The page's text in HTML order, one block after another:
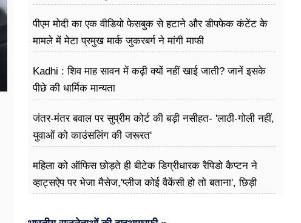
पीएम मोदी का एक वीडियो फेसबुक से हटाने और डीपफेक कंटेंट के
मामले में मेटा प्रमुख मार्क जुकरबर्ग ने मांगी माफी
Kadhi : शिव माह सावन में कढ़ी क्यों नहीं खाई जाती? जानें इसके
पीछे की धार्मिक मान्यता
जंतर-मंतर बवाल पर सुप्रीम कोर्ट की बड़ी नसीहत- 'लाठी-गोली नहीं,
युवाओं को काउंसलिंग की जरूरत'
महिला को ऑफिस छोड़ते ही बीटेक डिग्रीधारक रैपिडो कैप्टन ने
व्हाट्सऐप पर भेजा मैसेज,'प्लीज कोई वैकेंसी हो तो बताना', छिड़ी